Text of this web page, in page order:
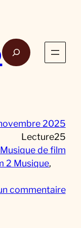
Rech
2025
Lecture25
Musique de film
2 Musique
commentaires